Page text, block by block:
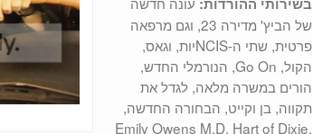
של הביץ' מדירה 23, וגם מרפאה
פרטית, שתי ה-NCISיות, וגאס,
הקול, Go On, הנורמלי החדש,
הורים במשרה מלאה, לגדל את
תקווה, בן וקייט, הבחורה החדשה,
Emily Owens M.D, Hart of Dixie,